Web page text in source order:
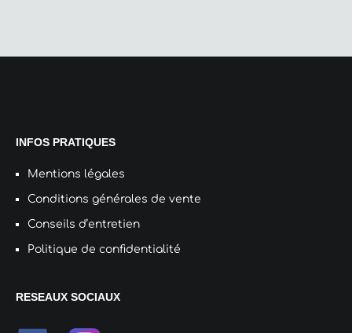
INFOS PRATIQUES
Mentions légales
Conditions générales de vente
Conseils d’entretien
Politique de confidentialité
RESEAUX SOCIAUX